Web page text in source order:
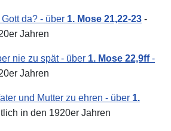
da? - über 1. Mose 21,22-23 -
Jahren
nie zu spät - über 1. Mose 22,9ff-
Jahren
und Mutter zu ehren - über 1.
in den 1920er Jahren